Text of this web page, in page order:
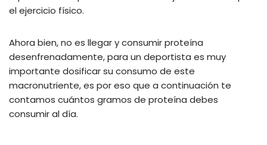
el ejercicio físico.
Ahora bien, no es llegar y consumir proteína
desenfrenadamente, para un deportista es muy
importante dosificar su consumo de este
macronutriente, es por eso que a continuación te
contamos cuántos gramos de proteína debes
consumir al día.